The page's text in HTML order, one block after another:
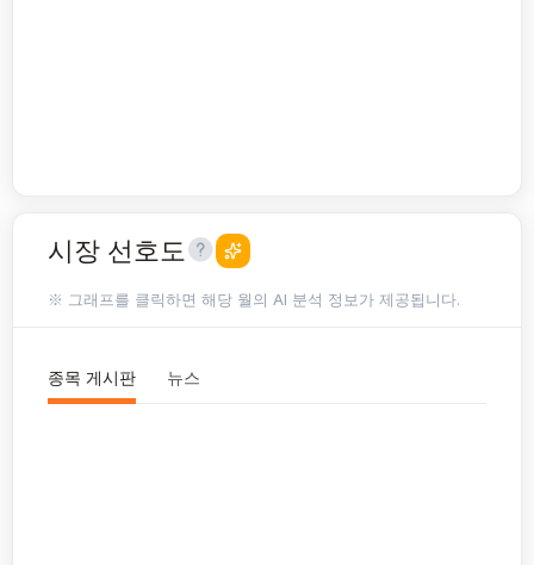
시장 선호도
※ 그래프를 클릭하면 해당 월의 AI 분석 정보가 제공됩니다.
종목 게시판 뉴스